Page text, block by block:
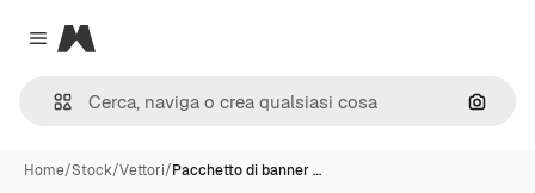
Close menu
Magnific
Cerca
Home/Stock/Vettori/Pacchetto di banner …